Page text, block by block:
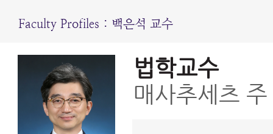
Faculty Profiles : 백은석 교수
법학교수
매사추세츠